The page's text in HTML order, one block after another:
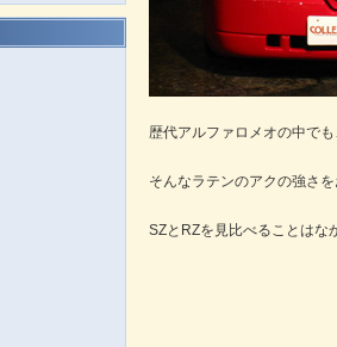
歴代アルファロメオの中で
そんなラテンのアクの強さ
SZとRZを見比べることはな